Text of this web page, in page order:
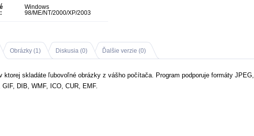
Windows
98/ME/NT/2000/XP/2003
Obrázky (1) Diskusia (0) Ďalšie verzie (0)
ktorej skladáte ľubovoľné obrázky z vášho počítača. Program podporuje formáty JPEG,
GIF, DIB, WMF, ICO, CUR, EMF.